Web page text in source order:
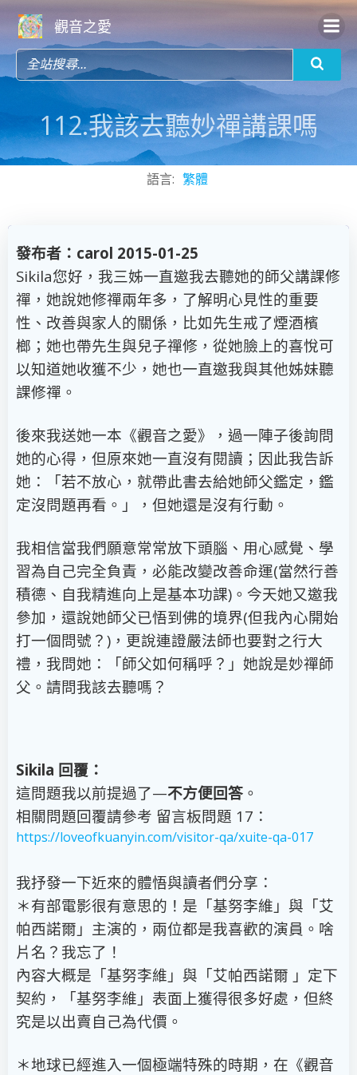
content
觀音之愛
112.我該去聽妙禪講課嗎
語言: 繁體
發布者：carol 2015-01-25
Sikila您好，我三姊一直邀我去聽她的師父講課修
禪，她說她修禪兩年多，了解明心見性的重要
性、改善與家人的關係，比如先生戒了煙酒檳
榔；她也帶先生與兒子禪修，從她臉上的喜悅可
以知道她收獲不少，她也一直邀我與其他姊妹聽
課修禪。
後來我送她一本《觀音之愛》，過一陣子後詢問
她的心得，但原來她一直沒有閱讀；因此我告訴
她：「若不放心，就帶此書去給她師父鑑定，鑑
定沒問題再看。」，但她還是沒有行動。
我相信當我們願意常常放下頭腦、用心感覺、學
習為自己完全負責，必能改變改善命運(當然行善
積德、自我精進向上是基本功課)。今天她又邀我
參加，還說她師父已悟到佛的境界(但我內心開始
打一個問號？)，更說連證嚴法師也要對之行大
禮，我問她：「師父如何稱呼？」她說是妙禪師
父。請問我該去聽嗎？
Sikila 回覆：
這問題我以前提過了—不方便回答 。
相關問題回覆請參考 留言板問題 17：
https://loveofkuanyin.com/visitor-qa/xuite-qa-017
我抒發一下近來的體悟與讀者們分享：
＊有部電影很有意思的！是「基努李維」與「艾
帕西諾爾」主演的，兩位都是我喜歡的演員。啥
片名？我忘了！
內容大概是「基努李維」與「艾帕西諾爾 」定下
契約，「基努李維」表面上獲得很多好處，但終
究是以出賣自己為代價。
＊地球已經進入一個極端特殊的時期，在《觀音